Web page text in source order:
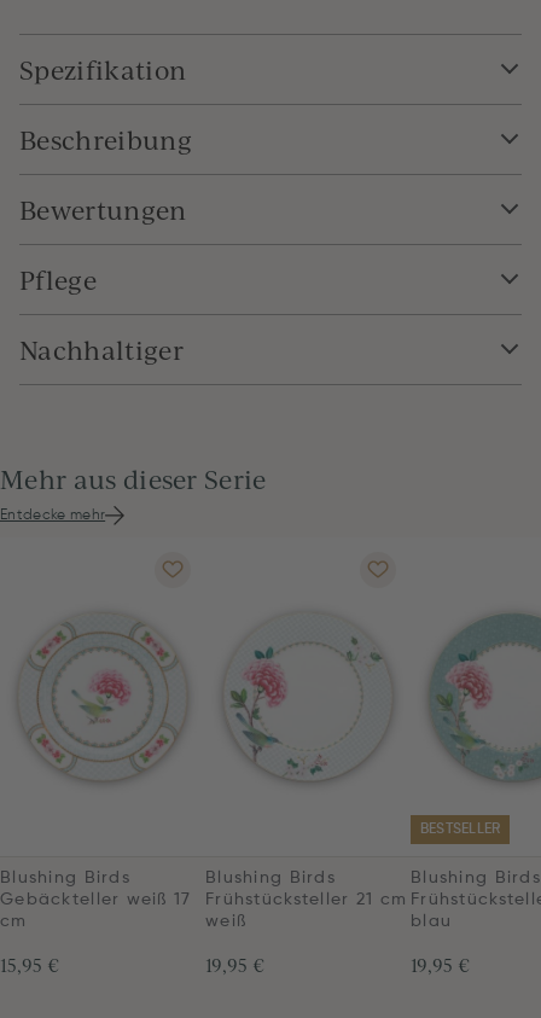
Spezifikation
Beschreibung
Bewertungen
Pflege
Nachhaltiger
Mehr aus dieser Serie
Entdecke mehr
Blushing Birds
Gebäckteller weiß 17
cm
15,95 €
Blushing Birds
Frühstücksteller 21 cm
weiß
19,95 €
BESTSELLER
Blushing Birds
blau
19,95 €